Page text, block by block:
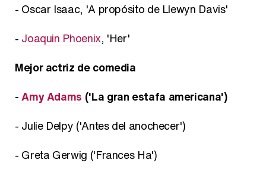
- Oscar Isaac, 'A propósito de Llewyn Davis'
- Joaquin Phoenix, 'Her'
Mejor actriz de comedia
-Amy Adams ('La gran estafa americana')
- Julie Delpy ('Antes del anochecer')
- Greta Gerwig ('Frances Ha')